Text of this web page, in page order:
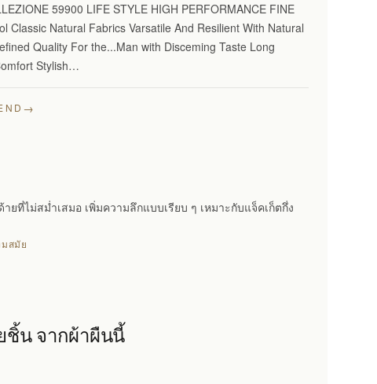
59900 LIFE STYLE HIGH PERFORMANCE FINE
Classic Natural Fabrics Varsatile And Resilient With Natural
Quality For the...Man with Disceming Taste Long
Stylish…
→
ยที่ไม่สม่ำเสมอ เพิ่มความลึกแบบเรียบ ๆ เหมาะกับแจ็คเก็ตกึ่ง
มสมัย
ชิ้น จากผ้าผืนนี้